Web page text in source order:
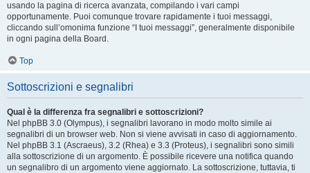
usando la pagina di ricerca avanzata, compilando i vari campi
opportunamente. Puoi comunque trovare rapidamente i tuoi messaggi,
cliccando sull’omonima funzione “I tuoi messaggi”, generalmente disponibile
in ogni pagina della Board.
Top
Sottoscrizioni e segnalibri
Qual è la differenza fra segnalibri e sottoscrizioni?
Nel phpBB 3.0 (Olympus), i segnalibri lavorano in modo molto simile ai
segnalibri di un browser web. Non si viene avvisati in caso di aggiornamento.
Nel phpBB 3.1 (Ascraeus), 3.2 (Rhea) e 3.3 (Proteus), i segnalibri sono simili
alla sottoscrizione di un argomento. È possibile ricevere una notifica quando
un segnalibro di un argomento viene aggiornato. La sottoscrizione, tuttavia, ti